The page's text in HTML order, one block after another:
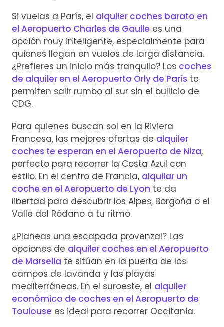
Si vuelas a París, el alquiler coches barato en
el Aeropuerto Charles de Gaulle es una
opción muy inteligente, especialmente para
quienes llegan en vuelos de larga distancia.
¿Prefieres un inicio más tranquilo? Los coches
de alquiler en el Aeropuerto Orly de París te
permiten salir rumbo al sur sin el bullicio de
CDG.
Para quienes buscan sol en la Riviera
Francesa, las mejores ofertas de alquiler
coches te esperan en el Aeropuerto de Niza,
perfecto para recorrer la Costa Azul con
estilo. En el centro de Francia, alquilar un
coche en el Aeropuerto de Lyon te da
libertad para descubrir los Alpes, Borgoña o el
Valle del Ródano a tu ritmo.
¿Planeas una escapada provenzal? Las
opciones de alquiler coches en el Aeropuerto
de Marsella te sitúan en la puerta de los
campos de lavanda y las playas
mediterráneas. En el suroeste, el alquiler
económico de coches en el Aeropuerto de
Toulouse es ideal para recorrer Occitania.